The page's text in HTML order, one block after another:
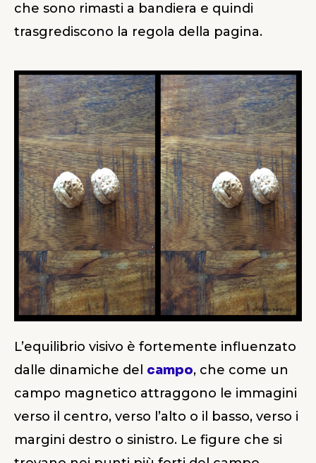
che sono rimasti a bandiera e quindi
trasgrediscono la regola della pagina.
L’equilibrio visivo è fortemente influenzato
dalle dinamiche del campo, che come un
campo magnetico attraggono le immagini
verso il centro, verso l’alto o il basso, verso i
margini destro o sinistro. Le figure che si